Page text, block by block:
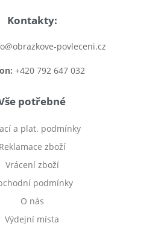
Kontakty:
povleceni.cz
+420 792 647 032
potřebné
a plat. podmínky
Reklamace zboží
Vrácení zboží
podmínky
O nás
Výdejní místa